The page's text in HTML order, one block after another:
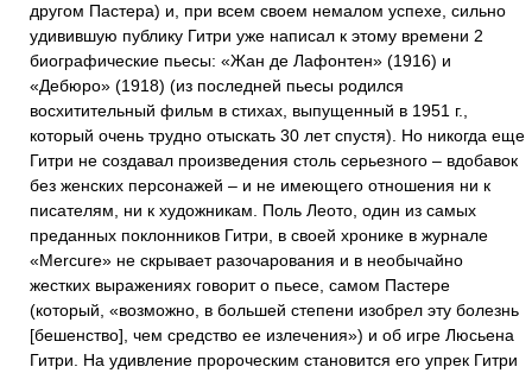
другом Пастера) и, при всем своем немалом успехе, сильно
удивившую публику Гитри уже написал к этому времени 2
биографические пьесы: «Жан де Лафонтен» (1916) и
«Дебюро» (1918) (из последней пьесы родился
восхитительный фильм в стихах, выпущенный в 1951 г.,
который очень трудно отыскать 30 лет спустя). Но никогда еще
Гитри не создавал произведения столь серьезного – вдобавок
без женских персонажей – и не имеющего отношения ни к
писателям, ни к художникам. Поль Леото, один из самых
преданных поклонников Гитри, в своей хронике в журнале
«Mercure» не скрывает разочарования и в необычайно
жестких выражениях говорит о пьесе, самом Пастере
(который, «возможно, в большей степени изобрел эту болезнь
[бешенство], чем средство ее излечения») и об игре Люсьена
Гитри. На удивление пророческим становится его упрек Гитри